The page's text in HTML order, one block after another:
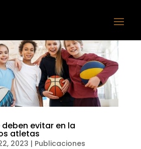
deben evitar en la
atletas
2023 | Publicaciones